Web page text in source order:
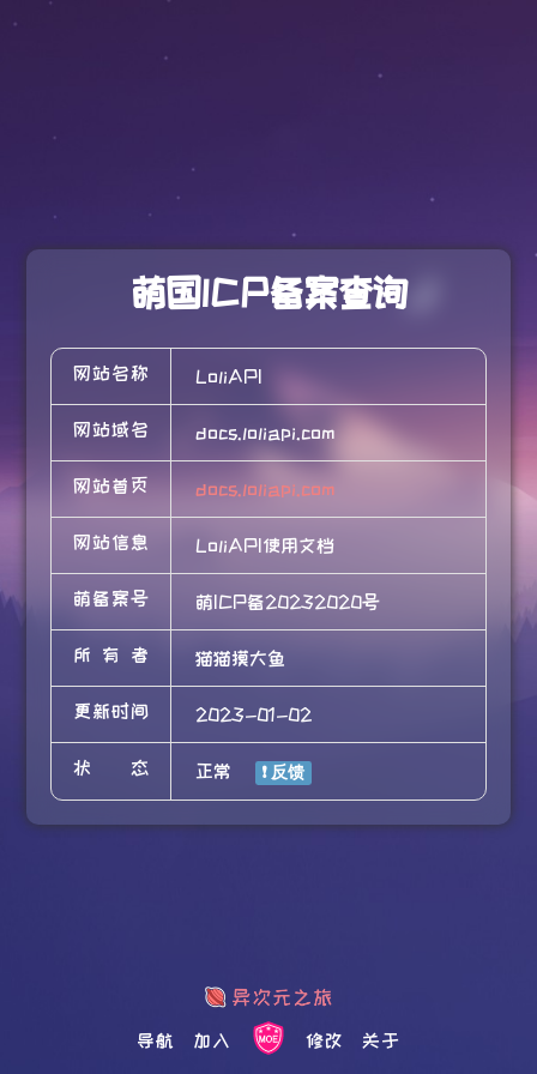
萌国ICP备案查询
网站名称 LoliAPI
网站域名 docs.loliapi.com
网站首页 docs.loliapi.com
网站信息 LoliAPI使用文档
萌备案号 萌ICP备20232020号
所有者 猫猫摸大鱼
更新时间 2023-01-02
状态 正常
导航 加入 修改 关于